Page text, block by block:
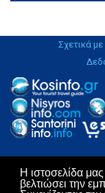
Η ιστοσελίδα
βελτιώσει την
Σχετικά
Copyright © 2004 -